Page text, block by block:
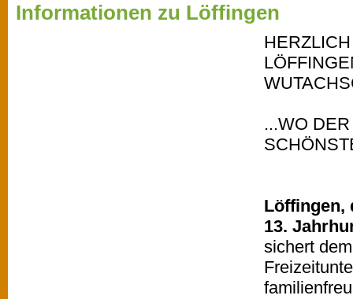
Informationen zu Löffingen
...WO
Löffingen,
13.
sichert